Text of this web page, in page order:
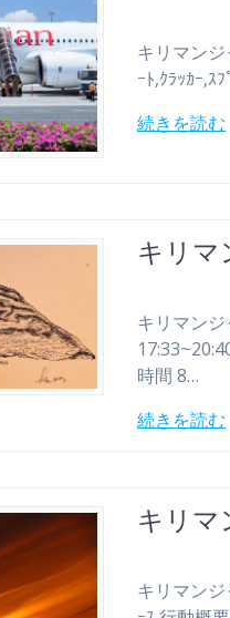
キリマンジ
ｰﾄ,ｸﾗｯｶｰ,ｽ
続きを読む
キリマ
キリマン
時間 8…
続きを読む
キリマ
キリマンジ